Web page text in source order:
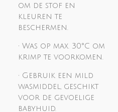
om de stof en
kleuren te
beschermen.
• Was op max. 30°C om
krimp te voorkomen.
• Gebruik een mild
wasmiddel, geschikt
voor de gevoelige
babyhuid.